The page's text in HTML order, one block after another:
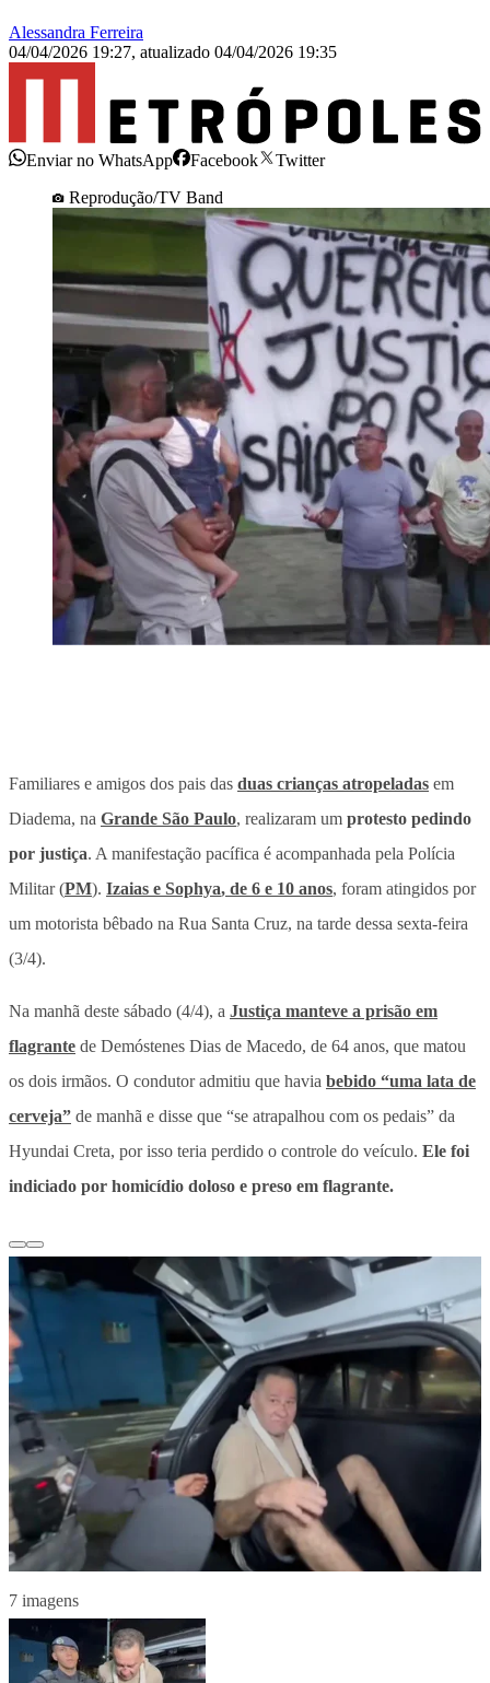
Alessandra Ferreira
04/04/2026 19:27, atualizado 04/04/2026 19:35
Enviar no WhatsApp Facebook
Twitter
Reprodução/TV Band
Familiares e amigos dos pais das duas crianças atropeladas em
Diadema, na Grande São Paulo, realizaram um protesto pedindo
por justiça. A manifestação pacífica é acompanhada pela Polícia
Militar (PM). Izaias e Sophya, de 6 e 10 anos, foram atingidos por
um motorista bêbado na Rua Santa Cruz, na tarde dessa sexta-feira
(3/4).
Na manhã deste sábado (4/4), a Justiça manteve a prisão em
flagrante de Demóstenes Dias de Macedo, de 64 anos, que matou
os dois irmãos. O condutor admitiu que havia bebido “uma lata de
cerveja” de manhã e disse que “se atrapalhou com os pedais” da
Hyundai Creta, por isso teria perdido o controle do veículo. Ele foi
indiciado por homicídio doloso e preso em flagrante.
7 imagens